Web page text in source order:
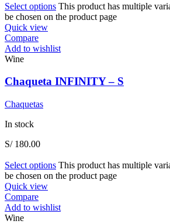
Select options This product has multiple
be chosen on the product page
Quick view
Compare
Add to wishlist
Wine
Chaqueta INFINITY – S
Chaquetas
In stock
S/180.00
Select options This product has multiple
be chosen on the product page
Quick view
Compare
Add to wishlist
Wine